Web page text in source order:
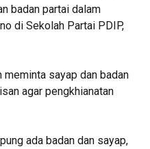
badan partai dalam
di Sekolah Partai PDIP,
sayap dan badan
agar pengkhianatan
ada badan dan sayap,